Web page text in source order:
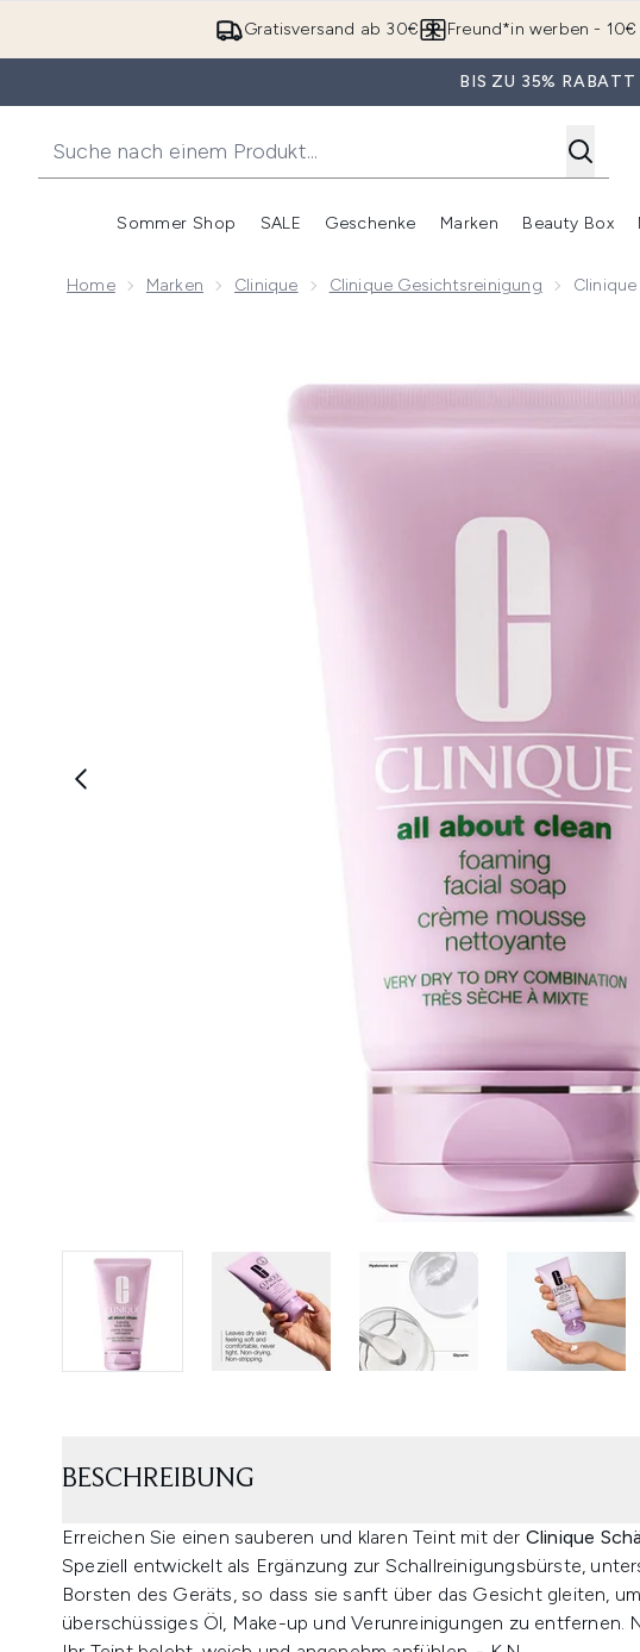
Gratisversand ab 30€ Freund*in werben - 10€
BIS ZU 35%
Sommer Shop
Untermenü Anmelden (Sommer Shop)
SALE
Untermenü Anmelden (SALE)
Geschenke Marken Beauty Box
Home Marken Clinique Clinique Gesichtsreinigung
BESCHREIBUNG
Erreichen Sie einen sauberen und klaren Teint mit der Clinique
Speziell entwickelt als Ergänzung zur Schallreinigungsbürste,
Borsten des Geräts, so dass sie sanft über das Gesicht gleiten,
überschüssiges Öl, Make-up und Verunreinigungen zu entfernen.